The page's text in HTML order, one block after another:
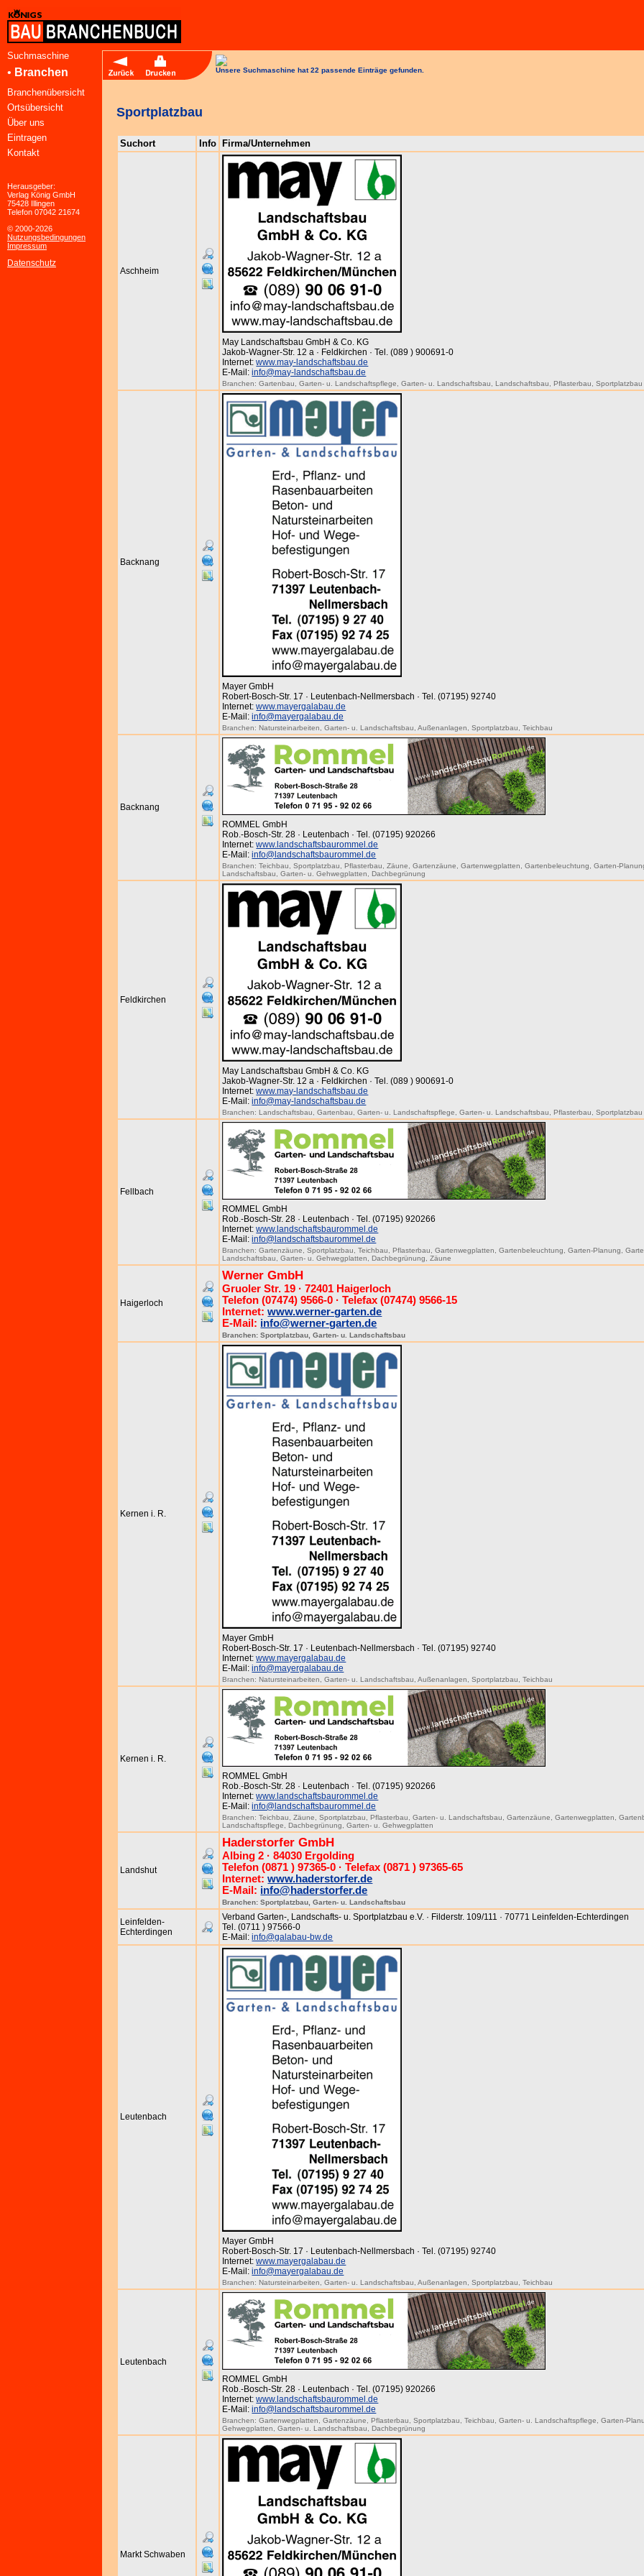
Suchmaschine
• Branchen
Branchenübersicht
Ortsübersicht
Über uns
Eintragen
Kontakt
Herausgeber:
Verlag König GmbH
75428 Illingen
Telefon 07042 21674
© 2000-2026
Nutzungsbedingungen
Impressum
Datenschutz
Unsere Suchmaschine hat 22 passende Einträge gefunden.
Sportplatzbau
Suchort Info Firma/Unternehmen
Aschheim
May Landschaftsbau GmbH & Co. KG
Jakob-Wagner-Str. 12 a · Feldkirchen · Tel. (089 ) 900691-0
Internet:www.may-landschaftsbau.de
E-Mail:info@may-landschaftsbau.de
Branchen:Gartenbau ,Garten- u. Landschaftspflege ,Garten- u. Landschaftsbau ,Landschaftsbau ,Pflasterbau ,Sportplatzbau
Backnang
Mayer GmbH
Robert-Bosch-Str. 17 · Leutenbach-Nellmersbach · Tel. (07195) 92740
Internet:www.mayergalabau.de
E-Mail:info@mayergalabau.de
Branchen:Natursteinarbeiten ,Garten- u. Landschaftsbau ,Außenanlagen ,Sportplatzbau ,Teichbau
Backnang
ROMMEL GmbH
Rob.-Bosch-Str. 28 · Leutenbach · Tel. (07195) 920266
Internet:www.landschaftsbaurommel.de
E-Mail:info@landschaftsbaurommel.de
Branchen:Teichbau ,Sportplatzbau ,Pflasterbau ,Zäune ,Gartenzäune ,Gartenwegplatten ,Gartenbeleuchtung ,Garten-
Landschaftsbau
,Garten- u. Gehwegplatten ,Dachbegrünung
Feldkirchen
May Landschaftsbau GmbH & Co. KG
Jakob-Wagner-Str. 12 a · Feldkirchen · Tel. (089 ) 900691-0
Internet:www.may-landschaftsbau.de
E-Mail:info@may-landschaftsbau.de
Branchen:Landschaftsbau ,Gartenbau ,Garten- u. Landschaftspflege ,Garten- u. Landschaftsbau ,Pflasterbau ,Sportplatzbau
Fellbach
ROMMEL GmbH
Rob.-Bosch-Str. 28 · Leutenbach · Tel. (07195) 920266
Internet:www.landschaftsbaurommel.de
E-Mail:info@landschaftsbaurommel.de
Branchen:Gartenzäune ,Sportplatzbau ,Teichbau ,Pflasterbau ,Gartenwegplatten ,Gartenbeleuchtung ,Garten-Planung ,
Landschaftsbau
,Garten- u. Gehwegplatten ,Dachbegrünung ,Zäune
Haigerloch
Werner GmbH
Gruoler Str. 19 · 72401 Haigerloch
Telefon (07474) 9566-0 · Telefax (07474) 9566-15
Internet:www.werner-garten.de
E-Mail: info@werner-garten.de
Branchen:Sportplatzbau ,Garten- u. Landschaftsbau
Kernen i. R.
Mayer GmbH
Robert-Bosch-Str. 17 · Leutenbach-Nellmersbach · Tel. (07195) 92740
Internet:www.mayergalabau.de
E-Mail:info@mayergalabau.de
Branchen:Natursteinarbeiten ,Garten- u. Landschaftsbau ,Außenanlagen ,Sportplatzbau ,Teichbau
Kernen i. R.
ROMMEL GmbH
Rob.-Bosch-Str. 28 · Leutenbach · Tel. (07195) 920266
Internet:www.landschaftsbaurommel.de
E-Mail:info@landschaftsbaurommel.de
Branchen:Teichbau ,Zäune ,Sportplatzbau ,Pflasterbau ,Garten- u. Landschaftsbau ,Gartenzäune ,Gartenwegplatten ,
Landschaftspflege
,Dachbegrünung ,Garten- u. Gehwegplatten
Landshut
Haderstorfer GmbH
Albing 2 · 84030 Ergolding
Telefon (0871 ) 97365-0 · Telefax (0871 ) 97365-65
Internet:www.haderstorfer.de
E-Mail: info@haderstorfer.de
Branchen:Sportplatzbau ,Garten- u. Landschaftsbau
Leinfelden-
Echterdingen
Verband Garten-, Landschafts- u. Sportplatzbau e.V. · Filderstr. 109/111 · 70771 Leinfelden-Echterdingen
Tel. (0711 ) 97566-0
E-Mail:info@galabau-bw.de
Leutenbach
Mayer GmbH
Robert-Bosch-Str. 17 · Leutenbach-Nellmersbach · Tel. (07195) 92740
Internet:www.mayergalabau.de
E-Mail:info@mayergalabau.de
Branchen:Natursteinarbeiten ,Garten- u. Landschaftsbau ,Außenanlagen ,Sportplatzbau ,Teichbau
Leutenbach
ROMMEL GmbH
Rob.-Bosch-Str. 28 · Leutenbach · Tel. (07195) 920266
Internet:www.landschaftsbaurommel.de
E-Mail:info@landschaftsbaurommel.de
Branchen:Gartenwegplatten ,Gartenzäune ,Pflasterbau ,Sportplatzbau ,Teichbau ,Garten- u. Landschaftspflege ,Garten-
Gehwegplatten
,Garten- u. Landschaftsbau ,Dachbegrünung
Markt Schwaben